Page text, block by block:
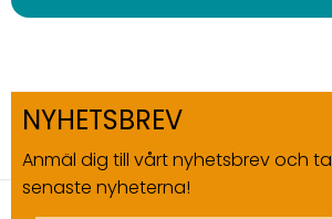
NYHETSBREV
Anmäl dig till vårt nyhetsbrev och
senaste nyheterna!